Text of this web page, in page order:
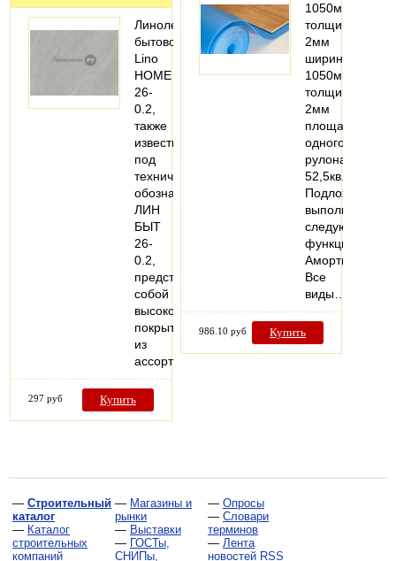
Линолеум
бытовой
Lino
HOME
26-
0.2,
также
известный
под
техническим
обозначением
ЛИН
БЫТ
26-
0.2,
представляет
собой
высококачественное
покрытие
из
ассортимента…
297 руб Купить
1050мм;
толщина:
2мм
ширина:
1050мм
толщина:
2мм
площадь
одного
рулона:
52,5кв.м
Подложка
выполняет
следующие
функции:
Все
виды…
986.10 руб Купить
— Строительный
каталог
— Каталог
строительных
компаний
— Магазины и
рынки
— Выставки
— ГОСТы,
СНИПы,
— Опросы
— Словари
терминов
— Лента
новостей RSS